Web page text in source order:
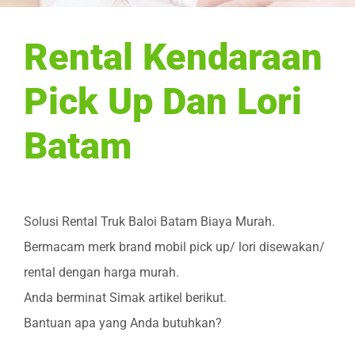
Rental Kendaraan
Pick Up Dan Lori
Batam
Solusi Rental Truk Baloi Batam Biaya Murah.
Bermacam merk brand mobil pick up/ lori disewakan/
rental dengan harga murah.
Anda berminat Simak artikel berikut.
Bantuan apa yang Anda butuhkan?